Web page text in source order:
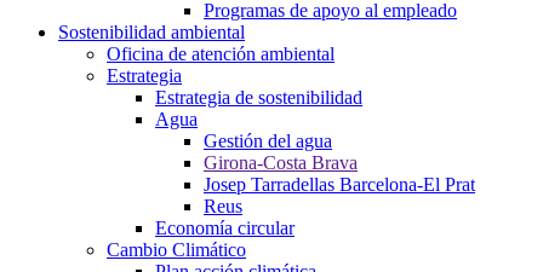
Programas de apoyo al empleado
Sostenibilidad ambiental
Oficina de atención ambiental
Estrategia
Estrategia de sostenibilidad
Agua
Gestión del agua
Girona-Costa Brava
Josep Tarradellas Barcelona-El Prat
Reus
Economía circular
Cambio Climático